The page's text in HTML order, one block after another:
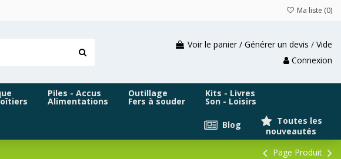
Ma liste (0)
Voir le panier / Générer un devis / Vide
Connexion
Piles - Accus
Alimentations
Outillage
Fers à souder
Kits - Livres
Son - Loisirs
Toutes les
nouveautés
Blog
Page Produit